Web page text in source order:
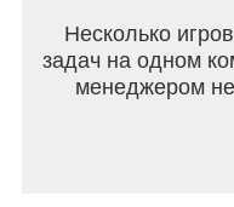
Несколько
задач на одном
менеджером